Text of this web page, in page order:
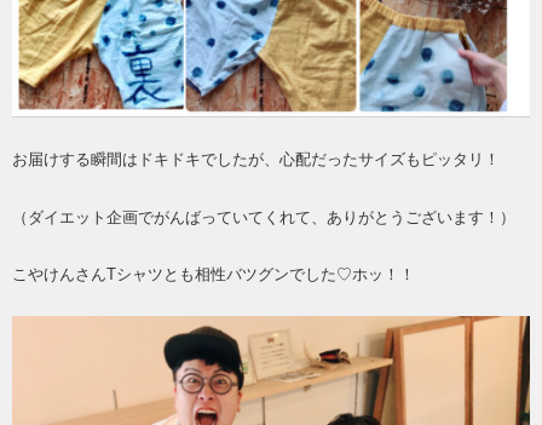
お届けする瞬間はドキドキでしたが、心配だったサイズもピッタリ！
（ダイエット企画でがんばっていてくれて、ありがとうございます！）
こやけんさんTシャツとも相性バツグンでした♡ホッ！！